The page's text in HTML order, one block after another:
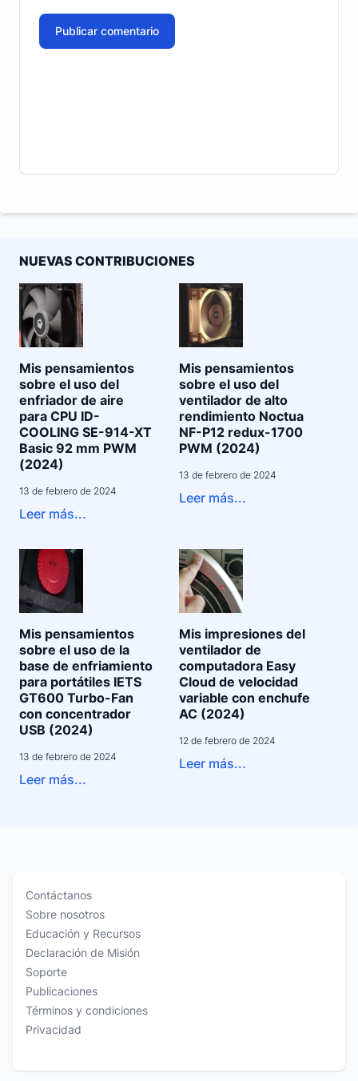
Publicar comentario
NUEVAS CONTRIBUCIONES
Mis pensamientos
sobre el uso del
enfriador de aire
para CPU ID-
COOLING SE-914-XT
Basic 92 mm PWM
(2024)
13 de febrero de 2024
Leer más...
Mis pensamientos
sobre el uso del
ventilador de alto
rendimiento Noctua
NF-P12 redux-1700
PWM (2024)
13 de febrero de 2024
Leer más...
Mis pensamientos
sobre el uso de la
base de enfriamiento
para portátiles IETS
GT600 Turbo-Fan
con concentrador
USB (2024)
13 de febrero de 2024
Leer más...
Mis impresiones del
ventilador de
computadora Easy
Cloud de velocidad
variable con enchufe
AC (2024)
12 de febrero de 2024
Leer más...
Contáctanos
Sobre nosotros
Educación y Recursos
Declaración de Misión
Soporte
Publicaciones
Términos y condiciones
Privacidad